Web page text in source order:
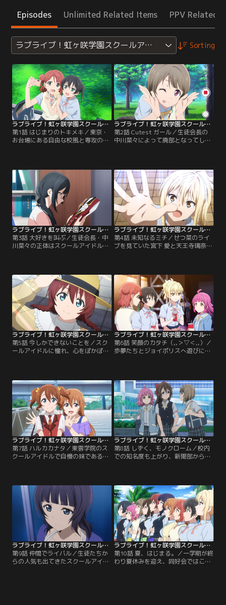
Episodes Unlimited Related Items PPV Related
ラブライブ！虹ヶ咲学園スクールアイドル同好会Sorting
ラブライブ！虹ヶ咲学園スクールアイドル同好会 第01話
第1話 はじまりのトキメキ／東京・
お台場にある自由な校風と専攻の多
その日も学校が終わるとお台場をブ
ラブラ歩きまわり、ショッピングや
カフェを楽しんでいた。昨日から続
く--そして明日も続いていく、いつ
もと変わらない放課後。そんな中、
突然歓声が響き渡る。【提供：バン
ダイチャンネル】
ラブライブ！虹ヶ咲学園スクールアイドル同好会 第02話
第2話 Cutest ガール／生徒会長の
中川菜々によって廃部となってしま
会を復活させようと奮闘するが、誰
からの協力も得られなかった。ふて
くされていたところへ通りかかった
のは、スクールアイドルを始めよう
としていた歩夢と侑。【提供：バン
ダイチャンネル】
ラブライブ！虹ヶ咲学園スクールアイドル同好会 第03話
第3話 大好きを叫ぶ／生徒会長・中
川菜々の正体はスクールアイドル・
同好会のメンバーはせつ菜としての
真意を問いただすが、菜々は無言を
貫き、「優木せつ菜はもういませ
ん」とだけ伝える。自分の気持ちご
とせつ菜を封印し、生徒会長として
過ごすことで…。【提供：バンダイ
チャンネル】
ラブライブ！虹ヶ咲学園スクールアイドル同好会 第04話
第4話 未知なるミチ／せつ菜のライ
ブを見ていた宮下 愛と天王寺璃奈
は、それぞれのやる気があるものの
目指す方向はバラバラだった。それ
でもスクールアイドルには練習が欠
かせない。初めての経験を楽しんで
いた愛だったが、同好会のメンバー
はどこか不安を抱えていた。【提
供：バンダイチャンネル】
ラブライブ！虹ヶ咲学園スクールアイドル同好会 第05話
第5話 今しかできないことを／スク
ールアイドルに憧れ、心をぽかぽか
日、エマは果林をスクールアイドル
に誘うが、モデルの仕事があるから
とそっけなく断られてしまう。一
方、同好会では各メンバーの知名度
を上げるためソロPVを作ることに。
【提供：バンダイチャンネル】
ラブライブ！虹ヶ咲学園スクールアイドル同好会 第06話
第6話 笑顔のカタチ（,,＞▽＜,,）／
歩夢たちとジョイポリスへ遊びに来
てほしいとの希望を聞く璃奈たち。
みんなともっと繋がりたい、本当の
自分を見てもらいたい--。その場で
ライブの開催を決意する璃奈。同好
会のメンバーの助けを借りて特訓を
始め…。【提供：バンダイチャンネ
ル】
ラブライブ！虹ヶ咲学園スクールアイドル同好会 第07話
第7話 ハルカカナタ／東雲学院のス
クールアイドルで自慢の妹である近
いうこともあり、歓迎する同好会の
メンバー。妹の前ということで、気
合の入る彼方。しかし、練習が終わ
ると、いつものように眠ってしま
う。そんな光景に、遥は不安そうな
表情を浮かべていた。【提供：バン
ダイチャンネル】
ラブライブ！虹ヶ咲学園スクールアイドル同好会 第08話
第8話 しずく、モノクローム／校内
での知名度も上がり、新聞部から取
く。そのことを隠すように、いつも
通りに振舞って演じていた。かすみ
と璃奈はクラスメイトから、しずく
が主役を降ろされたことを聞くと、
元気づけようとしずくを連れ出す。
【提供：バンダイチャンネル】
ラブライブ！虹ヶ咲学園スクールアイドル同好会 第09話
第9話 仲間でライバル／生徒たちか
らの人気も出てきたスクールアイド
ル同好会。さらなる成長を望んでい
ラブライブ！虹ヶ咲学園スクールアイドル同好会 第10話
第10話 夏、はじまる。／一学期が終
わり夏休みを迎え、同好会ではこれ